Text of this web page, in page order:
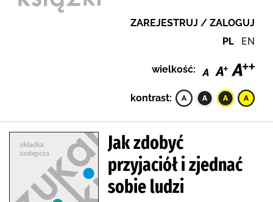
ZAREJESTRUJ / ZALOGUJ
PL EN
wielkość:
kontrast:
Jak zdobyć
przyjaciół i zjednać
sobie ludzi